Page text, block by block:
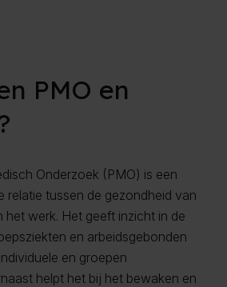
PMO en
Onderzoek (PMO) is een
relatie tussen de gezondheid van
het werk. Het geeft inzicht in de
en arbeidsgebonden
en groepen
helpt het bij het bewaken en